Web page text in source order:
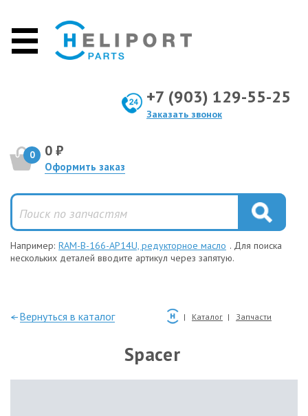
+7 (903) 129-55-25
Заказать звонок
0 0 ₽
Оформить заказ
Например: RAM-B-166-AP14U, редукторное масло . Для поиска
нескольких деталей вводите артикул через запятую.
—Вернуться в каталог Каталог Запчасти
Spacer